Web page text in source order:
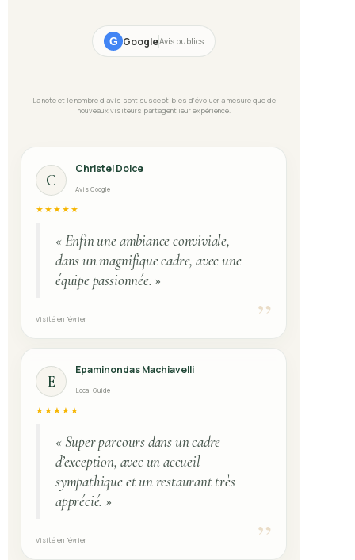
G GoogleAvis publics
La note et le nombre d’avis sont susceptibles d’évoluer à mesure que de
nouveaux visiteurs partagent leur expérience.
C
Christel Dolce
Avis Google
★★★★★
« Enfin une ambiance conviviale,
dans un magnifique cadre, avec une
équipe passionnée. »
Visité en février ”
E
Epaminondas Machiavelli
Local Guide
★★★★★
« Super parcours dans un cadre
d’exception, avec un accueil
sympathique et un restaurant très
apprécié. »
Visité en février ”